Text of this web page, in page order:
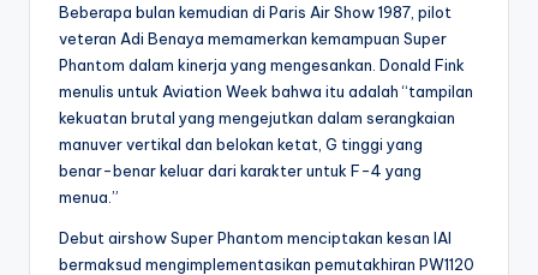
Beberapa bulan kemudian di Paris Air Show 1987, pilot
veteran Adi Benaya memamerkan kemampuan Super
Phantom dalam kinerja yang mengesankan. Donald Fink
menulis untuk Aviation Week bahwa itu adalah “tampilan
kekuatan brutal yang mengejutkan dalam serangkaian
manuver vertikal dan belokan ketat, G tinggi yang
benar-benar keluar dari karakter untuk F-4 yang
menua.”
Debut airshow Super Phantom menciptakan kesan IAI
bermaksud mengimplementasikan pemutakhiran PW1120